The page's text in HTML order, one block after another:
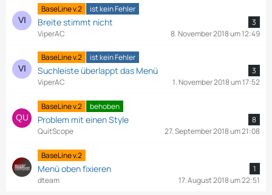
BaseLine v.2 ist kein Fehler
Breite stimmt nicht
3
ViperAC
8. November 2018 um 12:49
BaseLine v.2 ist kein Fehler
Suchleiste überlappt das Menü
3
ViperAC
1. November 2018 um 17:52
BaseLine v.2 behoben
Problem mit einen Style
8
QuitScope
27. September 2018 um 21:08
BaseLine v.2
Menü oben fixieren
1
dteam
17. August 2018 um 22:51